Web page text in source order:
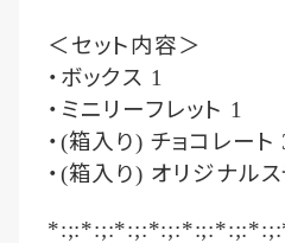
＜セット内容＞
・ボックス 1
・ミニリーフレット 1
・(箱入り) チョコレート
・(箱入り) オリジナル